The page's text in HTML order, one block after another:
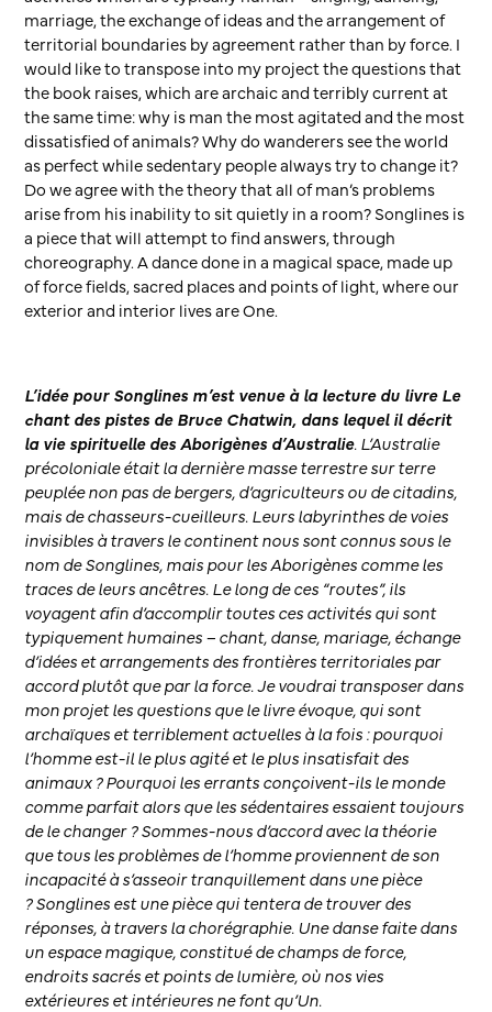
marriage, the exchange of ideas and the arrangement of
territorial boundaries by agreement rather than by force. I
would like to transpose into my project the questions that
the book raises, which are archaic and terribly current at
the same time: why is man the most agitated and the most
dissatisfied of animals? Why do wanderers see the world
as perfect while sedentary people always try to change it?
Do we agree with the theory that all of man’s problems
arise from his inability to sit quietly in a room? Songlines is
a piece that will attempt to find answers, through
choreography. A dance done in a magical space, made up
of force fields, sacred places and points of light, where our
exterior and interior lives are One.
L’idée pourSonglinesm’est venue à la lecture du livreLe
chant des pistesde Bruce Chatwin, dans lequel il décrit
la vie spirituelle des Aborigènes d’Australie. L’Australie
précoloniale était la dernière masse terrestre sur terre
peuplée non pas de bergers, d’agriculteurs ou de citadins,
mais de chasseurs-cueilleurs. Leurs labyrinthes de voies
invisibles à travers le continent nous sont connus sous le
nom deSonglines, mais pour les Aborigènes comme les
traces de leurs ancêtres. Le long de ces “routes”, ils
voyagent afin d’accomplir toutes ces activités qui sont
typiquement humaines – chant, danse, mariage, échange
d’idées et arrangements des frontières territoriales par
accord plutôt que par la force. Je voudrai transposer dans
mon projet les questions que le livre évoque, qui sont
archaïques et terriblement actuelles à la fois : pourquoi
l’homme est-il le plus agité et le plus insatisfait des
animaux ? Pourquoi les errants conçoivent-ils le monde
comme parfait alors que les sédentaires essaient toujours
de le changer ? Sommes-nous d’accord avec la théorie
que tous les problèmes de l’homme proviennent de son
incapacité à s’asseoir tranquillement dans une pièce
?Songlinesest une pièce qui tentera de trouver des
réponses, à travers la chorégraphie. Une danse faite dans
un espace magique, constitué de champs de force,
endroits sacrés et points de lumière, où nos vies
extérieures et intérieures ne font qu’Un.